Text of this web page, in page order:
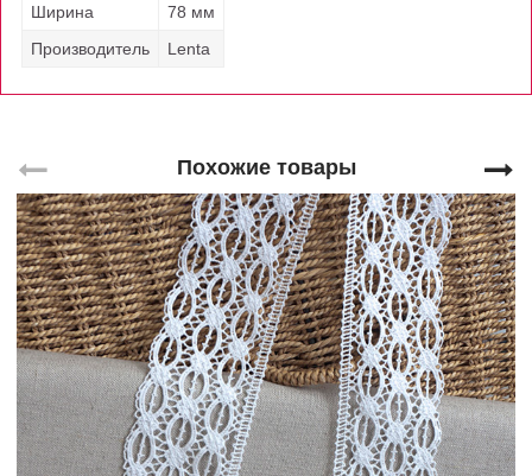
Ширина
78 мм
Производитель
Lenta
Похожие товары